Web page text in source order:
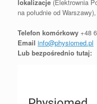
lokalizacje (Elektrownia
na południe od
Telefon komórkowy +48
Email info@physiomed.pl
Lub bezpośrednio tutaj: